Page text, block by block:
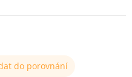
do porovnání